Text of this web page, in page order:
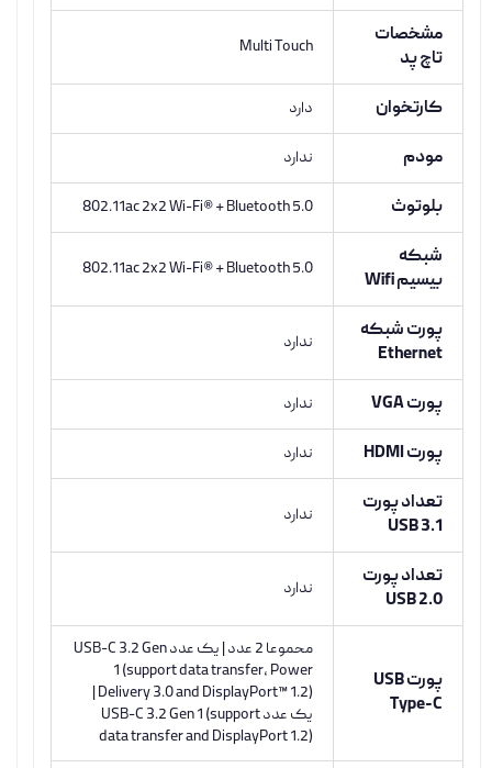
مشخصات
تاچ پد
Multi Touch
کارتخوان دارد
مودم ندارد
بلوتوث 802.11ac 2x2 Wi-Fi® + Bluetooth 5.0
شبکه
بیسیم Wifi
802.11ac 2x2 Wi-Fi® + Bluetooth 5.0
پورت شبکه
Ethernet
ندارد
پورت VGA ندارد
پورت HDMI ندارد
تعداد پورت
USB 3.1
ندارد
تعداد پورت
USB 2.0
ندارد
پورت USB
Type-C
محموعا 2 عدد | یک عدد USB-C 3.2 Gen
1 (support data transfer, Power
یک عدد USB-C 3.2 Gen 1 (support
data transfer and DisplayPort 1.2)